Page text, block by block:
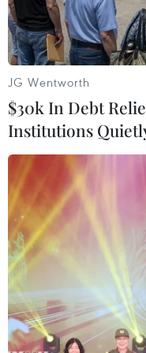
Thủ tướng Ấn Độ
đỉnh
Sáng 20/4, Hội
tiên đã khai mạc
Theo phóng viên
do Bộ Văn hóa Ấn
JG Wentworth
$30k In Debt
Institutions